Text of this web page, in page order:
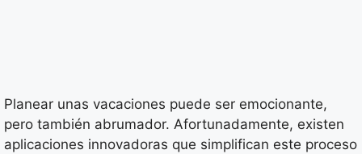
Planear unas vacaciones puede ser emocionante,
pero también abrumador. Afortunadamente, existen
aplicaciones innovadoras que simplifican este proceso